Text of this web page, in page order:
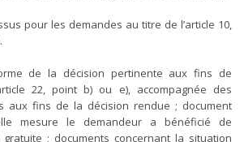
pour les demandes au titre de l’article 10,
de la décision pertinente aux fins de
22, point b) ou e), accompagnée des
aux fins de la décision rendue ; document
mesure le demandeur a bénéficié de
gratuite ; documents concernant la situation